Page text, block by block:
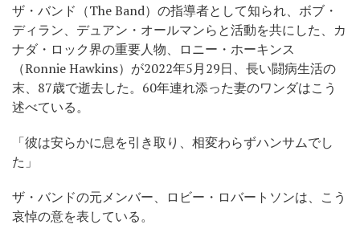
ザ・バンド（The Band）の指導者として知られ、ボブ・
ディラン、デュアン・オールマンらと活動を共にした、カ
ナダ・ロック界の重要人物、ロニー・ホーキンス
（Ronnie Hawkins）が2022年5月29日、長い闘病生活の
末、87歳で逝去した。60年連れ添った妻のワンダはこう
述べている。
「彼は安らかに息を引き取り、相変わらずハンサムでし
た」
ザ・バンドの元メンバー、ロビー・ロバートソンは、こう
哀悼の意を表している。